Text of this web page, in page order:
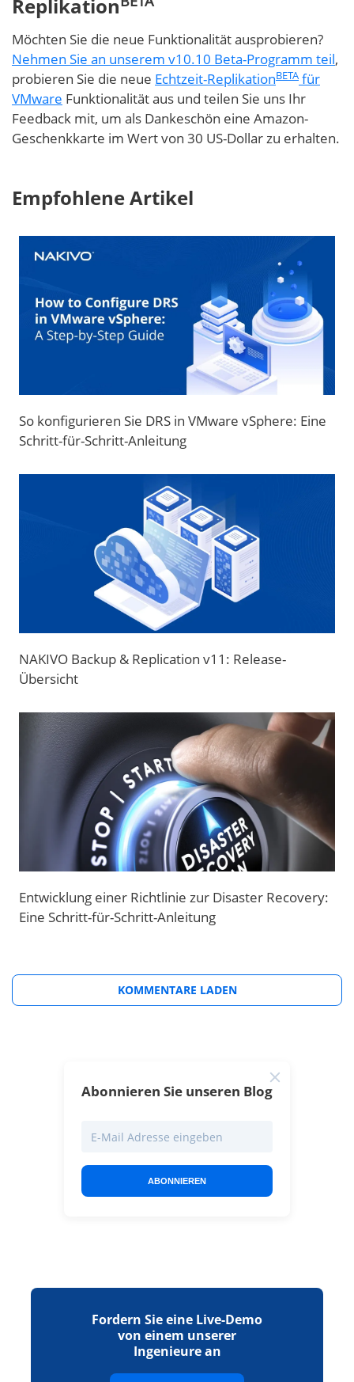
Replikation
Möchten Sie die neue Funktionalität ausprobieren?
Nehmen Sie an unserem v10.10 Beta-Programm teil,
probieren Sie die neue Echtzeit-ReplikationBETA für
VMware Funktionalität aus und teilen Sie uns Ihr
Feedback mit, um als Dankeschön eine Amazon-
Geschenkkarte im Wert von 30 US-Dollar zu erhalten.
Empfohlene Artikel
So konfigurieren Sie DRS in VMware vSphere: Eine
Schritt-für-Schritt-Anleitung
NAKIVO Backup & Replication v11: Release-
Übersicht
Entwicklung einer Richtlinie zur Disaster Recovery:
Eine Schritt-für-Schritt-Anleitung
KOMMENTARE LADEN
Abonnieren Sie unseren Blog
ABONNIEREN
Fordern Sie eine Live-Demo
von einem unserer
Ingenieure an